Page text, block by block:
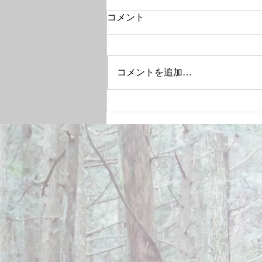
December 28, 2024
コメント
コメントを追加…